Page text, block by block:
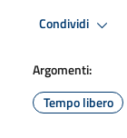
Condividi
Argomenti:
Tempo libero